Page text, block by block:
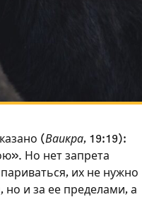
(Ваикра, 19:19):
Но нет запрета
их не нужно
но и за ее пределами, а